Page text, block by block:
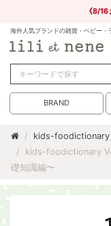
《8/
海外人気ブランドの雑貨・ベビー・
BRAND
kids-foodictionary
kids-foodictionary
礎知識編〜